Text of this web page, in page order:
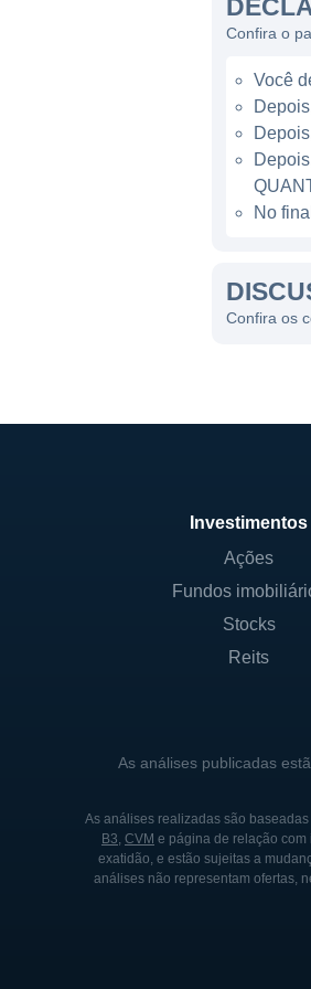
até a
as
apenas
com
A
A
Nova
Os
Confira o
Você
No
Confira os
Investimentos
Ações
Fundos
Stocks
Reits
As análises publicadas
As análises realizadas são
B3, CVM e página de relação
exatidão, e estão sujeitas a
análises não representam ofertas,